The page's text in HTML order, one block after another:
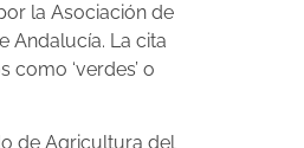
la Asociación de
Andalucía. La cita
‘verdes’ o
de Agricultura del